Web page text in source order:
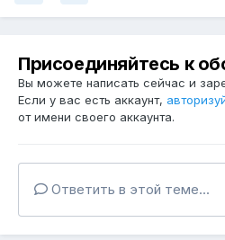
Присоединяйтесь к
Вы можете написать сейчас и
Если у вас есть аккаунт,
от имени своего аккаунта.
Ответить в этой теме...